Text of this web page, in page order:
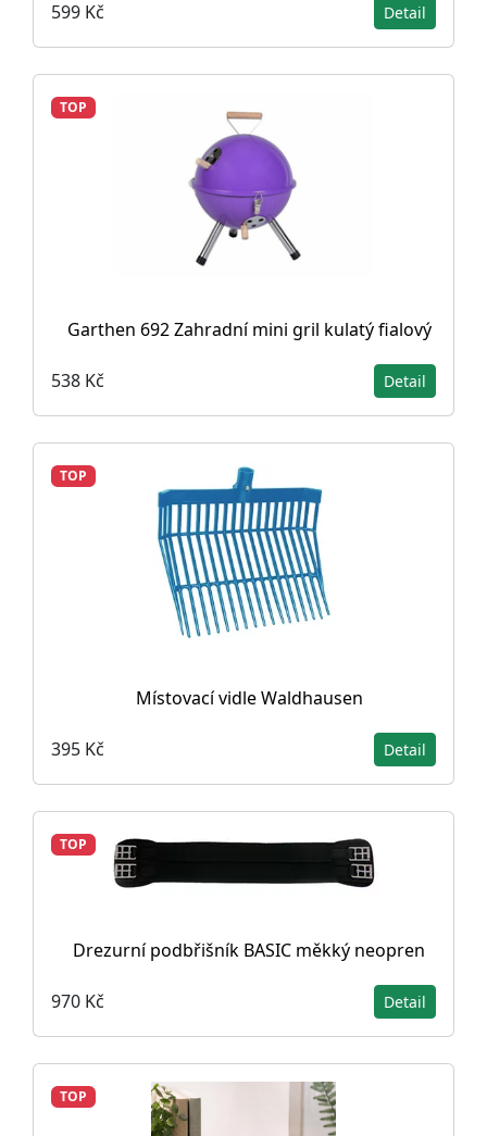
599 Kč Detail
TOP
Garthen 692 Zahradní mini gril kulatý fialový
538 Kč Detail
TOP
Místovací vidle Waldhausen
395 Kč Detail
TOP
Drezurní podbřišník BASIC měkký neopren
970 Kč Detail
TOP